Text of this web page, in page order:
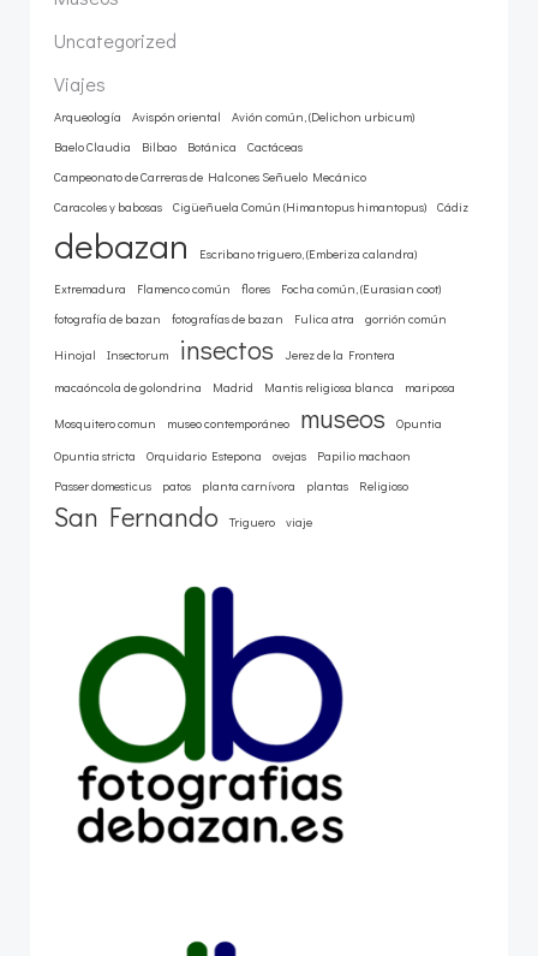
Uncategorized
Viajes
Arqueología Avispón oriental
Avión común, (Delichon urbicum)
Baelo Claudia
Bilbao Botánica
Cactáceas
Campeonato de Carreras de Halcones Señuelo Mecánico
Caracoles y babosas
Cigüeñuela Común (Himantopus himantopus) Cádiz
debazan Escribano triguero, (Emberiza calandra)
Extremadura Flamenco común flores
Focha común, (Eurasian coot)
fotografía de bazan
fotografías de bazan Fulica atra gorrión común
Hinojal Insectorum insectos
Jerez de la Frontera
macaóncola de golondrina
Madrid Mantis religiosa blanca mariposa
Mosquitero comun museo contemporáneo museos
Opuntia
Opuntia stricta
Orquidario Estepona ovejas
Papilio machaon
Passer domesticus
patos planta carnívora plantas Religioso
San Fernando Triguero viaje